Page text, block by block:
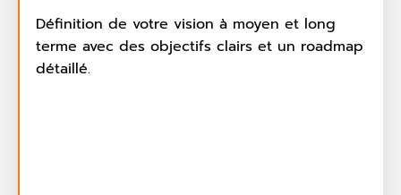
Définition de votre vision à moyen et long
terme avec des objectifs clairs et un roadmap
détaillé.